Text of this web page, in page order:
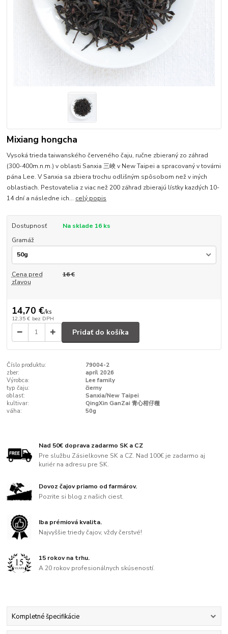
Mixiang hongcha
Vysoká trieda taiwanského červeného čaju, ručne zbieraný zo záhrad
(300-400m.n.m.) v oblasti Sanxia 三峽 v New Taipei a spracovaný v továrni
pána Lee. V Sanxia sa zbiera trochu odlišným spôsobom než v iných
oblastiach. Pestovatelia z viac než 200 záhrad zbierajú lístky kazdých 10-
14 dní a následne ich... celý popis
Dostupnosť
Na sklade 16 ks
Gramáž
Cena pred
zľavou
16 €
14,70 €/ks
12,35 € bez DPH
Pridať do košíka
Číslo produktu:
79004-2
zber:
apríl 2026
Výrobca:
Lee family
typ čaju:
čierny
oblasť:
Sanxia/New Taipei
kultivar:
QingXin GanZai 青心柑仔種
váha:
50g
Nad 50€ doprava zadarmo SK a CZ
Pre službu Zásielkovne SK a CZ. Nad 100€ je zadarmo aj
kuriér na adresu pre SK.
Dovoz čajov priamo od farmárov.
Pozrite si blog z našich ciest.
Iba prémiová kvalita.
Najvyššie triedy čajov, vždy čerstvé!
15 rokov na trhu.
A 20 rokov profesionálnych skúseností.
Kompletné špecifikácie